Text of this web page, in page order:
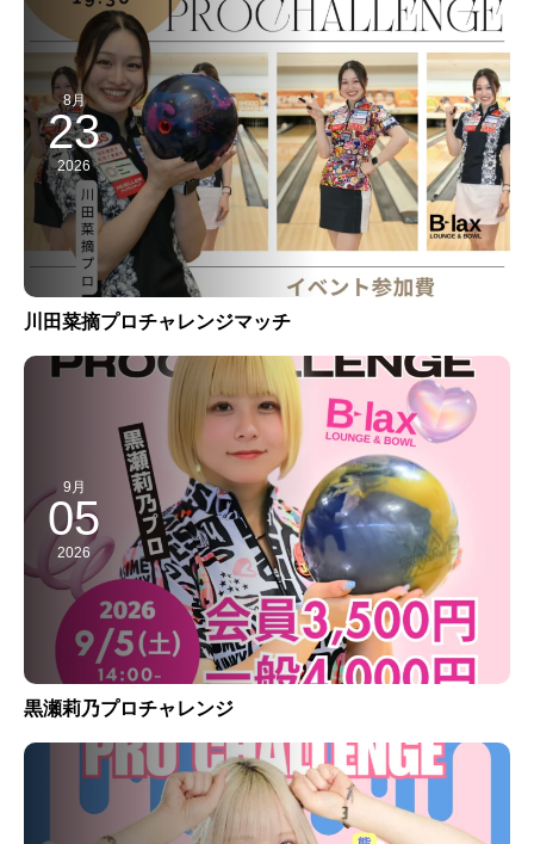
8月
23
2026
川田菜摘プロチャレンジマッチ
9月
05
2026
黒瀬莉乃プロチャレンジ